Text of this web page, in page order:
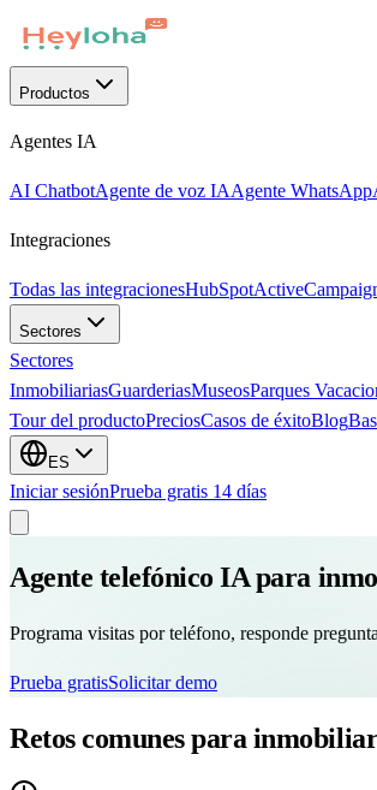
Productos
Agentes IA
AI ChatbotAgente de voz IAAgente WhatsApp
Integraciones
Todas las integracionesHubSpot
Sectores
Sectores
InmobiliariasGuarderiasMuseosParques
Tour del productoPreciosCasos de éxitoBlog
ES
Iniciar sesiónPrueba gratis 14 días
Agente telefónico IA para
Programa visitas por teléfono, responde
Prueba gratisSolicitar demo
Retos comunes para